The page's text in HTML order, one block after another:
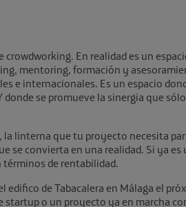
En realidad es un
mentoring, formación y
e internacionales. Es un espacio
se promueve la sinergia que
linterna que tu proyecto necesita
se convierta en una realidad. Si ya es
términos de rentabilidad.
edifico de Tabacalera en Málaga el
startup o un proyecto ya en marcha